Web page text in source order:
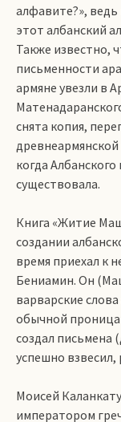
алфавите?», ведь
этот албанский
Также известно,
письменности
армяне увезли в
снята копия,
когда
существовала.
Книга «Житие
создании
время приехал к
Бениамин. Он
варварские
обычной
создал письмена
успешно взвесил,
Моисей
императором